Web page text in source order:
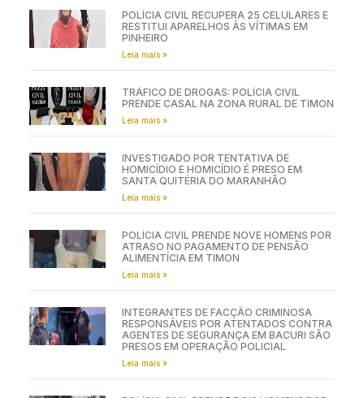
POLÍCIA CIVIL RECUPERA 25 CELULARES E
RESTITUI APARELHOS ÀS VÍTIMAS EM
PINHEIRO
Leia mais »
TRÁFICO DE DROGAS: POLÍCIA CIVIL
PRENDE CASAL NA ZONA RURAL DE TIMON
Leia mais »
INVESTIGADO POR TENTATIVA DE
HOMICÍDIO E HOMICÍDIO É PRESO EM
SANTA QUITÉRIA DO MARANHÃO
Leia mais »
POLÍCIA CIVIL PRENDE NOVE HOMENS POR
ATRASO NO PAGAMENTO DE PENSÃO
ALIMENTÍCIA EM TIMON
Leia mais »
INTEGRANTES DE FACÇÃO CRIMINOSA
RESPONSÁVEIS POR ATENTADOS CONTRA
AGENTES DE SEGURANÇA EM BACURI SÃO
PRESOS EM OPERAÇÃO POLICIAL
Leia mais »